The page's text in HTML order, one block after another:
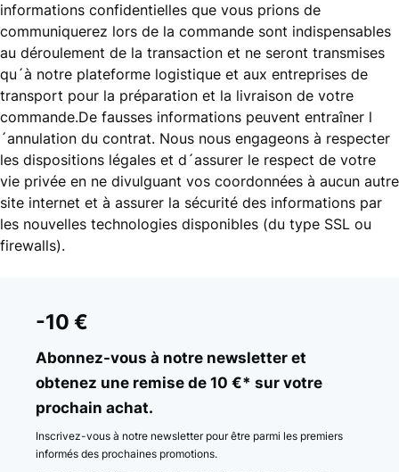
informations confidentielles que vous prions de
communiquerez lors de la commande sont indispensables
au déroulement de la transaction et ne seront transmises
qu´à notre plateforme logistique et aux entreprises de
transport pour la préparation et la livraison de votre
commande.De fausses informations peuvent entraîner l
´annulation du contrat. Nous nous engageons à respecter
les dispositions légales et d´assurer le respect de votre
vie privée en ne divulguant vos coordonnées à aucun autre
site internet et à assurer la sécurité des informations par
les nouvelles technologies disponibles (du type SSL ou
firewalls).
-10 €
Abonnez-vous à notre newsletter et
obtenez une remise de 10 €* sur votre
prochain achat.
Inscrivez-vous à notre newsletter pour être parmi les premiers
informés des prochaines promotions.